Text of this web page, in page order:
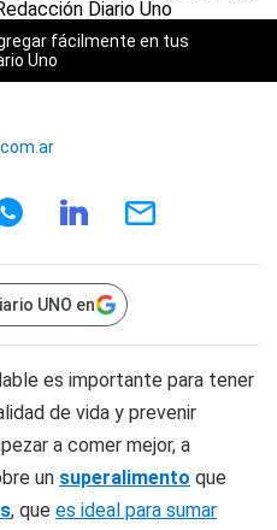
fácilmente en tus
Uno
UNO en
es importante para tener
de vida y prevenir
a comer mejor, a
un superalimento que
, que es ideal para sumar